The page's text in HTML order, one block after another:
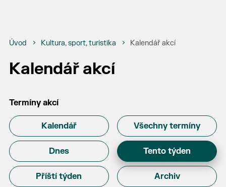
Úvod Kultura, sport, turistika Kalendář akcí
Kalendář akcí
Termíny akcí
Kalendář Všechny termíny
Dnes Tento týden
Příští týden Archiv